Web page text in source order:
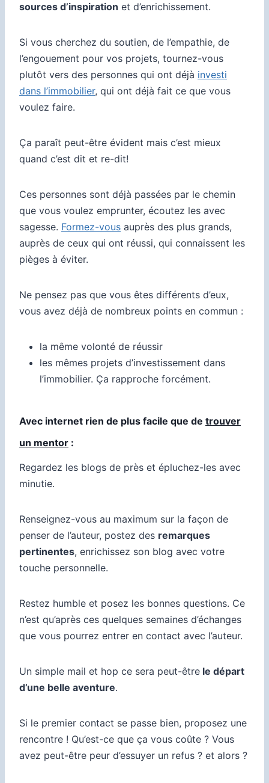
sources d’inspiration et d’enrichissement.
Si vous cherchez du soutien, de l’empathie, de
l’engouement pour vos projets, tournez-vous
plutôt vers des personnes qui ont déjà investi
dans l’immobilier, qui ont déjà fait ce que vous
voulez faire.
Ça paraît peut-être évident mais c’est mieux
quand c’est dit et re-dit!
Ces personnes sont déjà passées par le chemin
que vous voulez emprunter, écoutez les avec
sagesse. Formez-vous auprès des plus grands,
auprès de ceux qui ont réussi, qui connaissent les
pièges à éviter.
Ne pensez pas que vous êtes différents d’eux,
vous avez déjà de nombreux points en commun :
la même volonté de réussir
les mêmes projets d’investissement dans
l’immobilier. Ça rapproche forcément.
Avec internet rien de plus facile que de trouver
un mentor :
Regardez les blogs de près et épluchez-les avec
minutie.
Renseignez-vous au maximum sur la façon de
penser de l’auteur, postez des remarques
pertinentes, enrichissez son blog avec votre
touche personnelle.
Restez humble et posez les bonnes questions. Ce
n’est qu’après ces quelques semaines d’échanges
que vous pourrez entrer en contact avec l’auteur.
Un simple mail et hop ce sera peut-être le départ
d’une belle aventure.
Si le premier contact se passe bien, proposez une
rencontre ! Qu’est-ce que ça vous coûte ? Vous
avez peut-être peur d’essuyer un refus ? et alors ?